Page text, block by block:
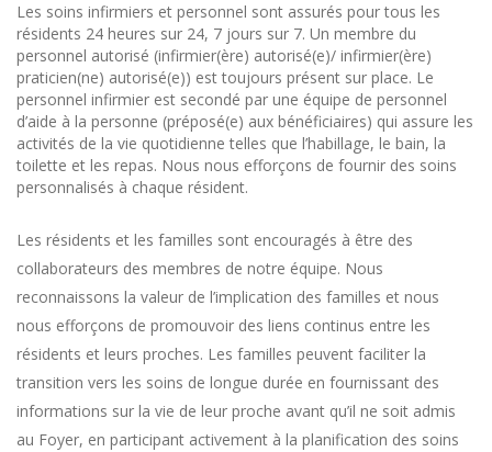
Les soins infirmiers et personnel sont assurés pour tous les
résidents 24 heures sur 24, 7 jours sur 7. Un membre du
personnel autorisé (infirmier(ère) autorisé(e)/ infirmier(ère)
praticien(ne) autorisé(e)) est toujours présent sur place. Le
personnel infirmier est secondé par une équipe de personnel
d’aide à la personne (préposé(e) aux bénéficiaires) qui assure les
activités de la vie quotidienne telles que l’habillage, le bain, la
toilette et les repas. Nous nous efforçons de fournir des soins
personnalisés à chaque résident.
Les résidents et les familles sont encouragés à être des
collaborateurs des membres de notre équipe. Nous
reconnaissons la valeur de l’implication des familles et nous
nous efforçons de promouvoir des liens continus entre les
résidents et leurs proches. Les familles peuvent faciliter la
transition vers les soins de longue durée en fournissant des
informations sur la vie de leur proche avant qu’il ne soit admis
au Foyer, en participant activement à la planification des soins